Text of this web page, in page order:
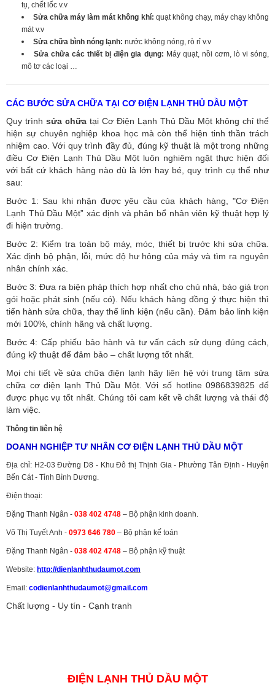
tụ, chết lốc v.v
Sửa chữa máy làm mát không khí: quạt không chạy, máy chạy không
mát v.v
Sửa chữa bình nóng lạnh: nước không nóng, rò rỉ v.v
Sửa chữa các thiết bị điện gia dụng: Máy quạt, nồi cơm, lò vi sóng,
mô tơ các loại …
CÁC BƯỚC SỬA CHỮA TẠI CƠ ĐIỆN LẠNH THỦ DẦU MỘT
Quy trình sửa chữa tại Cơ Điện Lạnh Thủ Dầu Một không chỉ thể
hiện sự chuyên nghiệp khoa học mà còn thể hiện tinh thần trách
nhiệm cao. Với quy trình đầy đủ, đúng kỹ thuật là một trong những
điều Cơ Điện Lạnh Thủ Dầu Một luôn nghiêm ngặt thực hiện đối
với bất cứ khách hàng nào dù là lớn hay bé, quy trình cụ thể như
sau:
Bước 1: Sau khi nhận được yêu cầu của khách hàng, "Cơ Điện
Lạnh Thủ Dầu Một” xác định và phân bổ nhân viên kỹ thuật hợp lý
đi hiện trường.
Bước 2: Kiểm tra toàn bộ máy, móc, thiết bị trước khi sửa chữa.
Xác định bộ phận, lỗi, mức độ hư hỏng của máy và tìm ra nguyên
nhân chính xác.
Bước 3: Đưa ra biện pháp thích hợp nhất cho chủ nhà, báo giá trọn
gói hoặc phát sinh (nếu có). Nếu khách hàng đồng ý thực hiện thì
tiến hành sửa chữa, thay thế linh kiện (nếu cần). Đảm bảo linh kiện
mới 100%, chính hãng và chất lượng.
Bước 4: Cấp phiếu bảo hành và tư vấn cách sử dụng đúng cách,
đúng kỹ thuật để đảm bảo – chất lượng tốt nhất.
Mọi chi tiết về sửa chữa điện lạnh hãy liên hệ với trung tâm sửa
chữa cơ điện lạnh Thủ Dầu Một. Với số hotline 0986839825 để
được phục vụ tốt nhất. Chúng tôi cam kết về chất lượng và thái độ
làm việc.
Thông tin liên hệ
DOANH NGHIỆP TƯ NHÂN CƠ ĐIỆN LẠNH THỦ DẦU MỘT
Địa chỉ: H2-03 Đường D8 - Khu Đô thị Thịnh Gia - Phường Tân Định - Huyện
Bến Cát - Tỉnh Bình Dương.
Điện thoại:
Đặng Thanh Ngân - 038 402 4748 – Bộ phận kinh doanh.
Võ Thị Tuyết Anh - 0973 646 780 – Bộ phận kế toán
Đặng Thanh Ngân - 038 402 4748 – Bộ phận kỹ thuật
Website: http://dienlanhthudaumot.com
Email: codienlanhthudaumot@gmail.com
Chất lượng - Uy tín - Cạnh tranh
ĐIỆN LẠNH THỦ DẦU MỘT